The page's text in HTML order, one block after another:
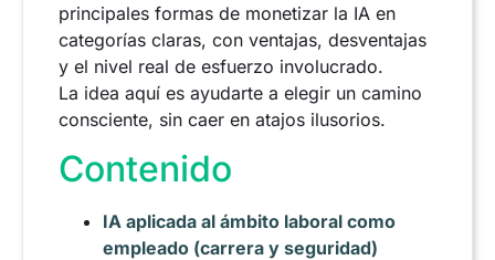
principales formas de monetizar la IA en
categorías claras, con ventajas, desventajas
y el nivel real de esfuerzo involucrado.
La idea aquí es ayudarte a elegir un camino
consciente, sin caer en atajos ilusorios.
Contenido
IA aplicada al ámbito laboral como
empleado (carrera y seguridad)